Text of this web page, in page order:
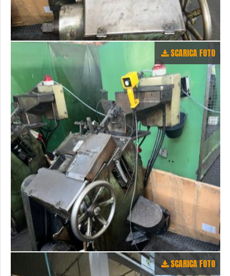
SCARICA FOTO
SCARICA FOTO